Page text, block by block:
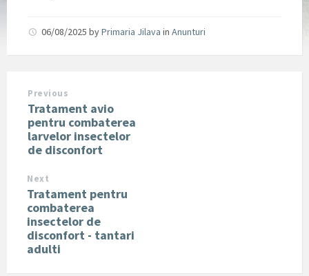
06/08/2025 byPrimaria Jilava in Anunturi
Previous
Tratament avio
pentru combaterea
larvelor insectelor
de disconfort
Next
Tratament pentru
combaterea
insectelor de
disconfort - tantari
adulti